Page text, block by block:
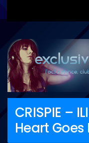
CRISPIE –
Heart